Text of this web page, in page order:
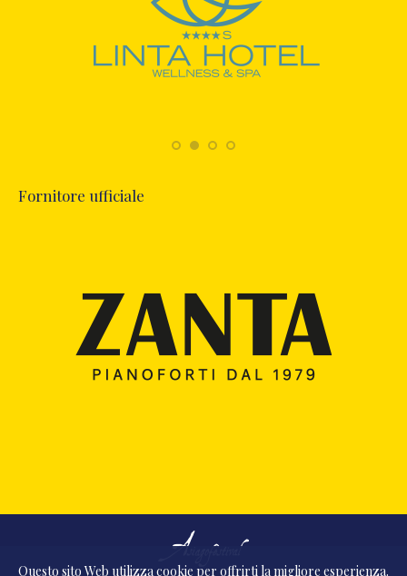
Fornitore ufficiale
Questo sito Web utilizzacookie per offrirti la migliore esperienza.